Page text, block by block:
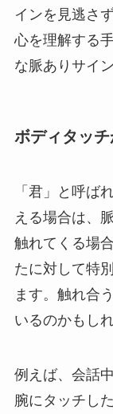
インを見逃さ
心を理解する
な脈ありサイ
ボディタッ
「君」と呼ば
える場合は、
触れてくる場
たに対して特
ます。触れ合
いるのかもし
例えば、会話
腕にタッチし